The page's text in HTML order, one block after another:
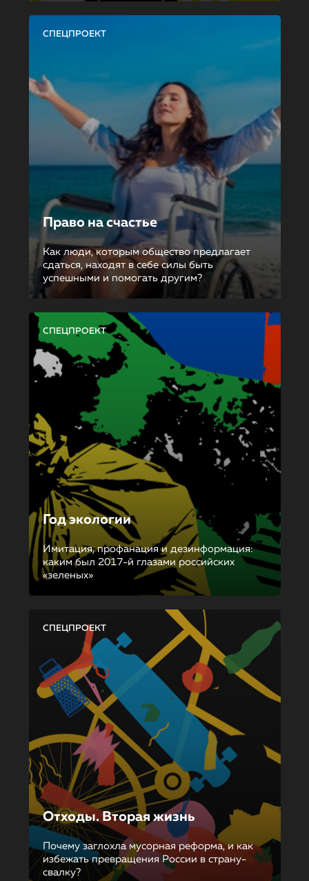
СПЕЦПРОЕКТ
Право на счастье
Как люди, которым общество предлагает
сдаться, находят в себе силы быть
успешными и помогать другим?
СПЕЦПРОЕКТ
Год экологии
Имитация, профанация и дезинформация:
каким был 2017-й глазами российских
«зеленых»
СПЕЦПРОЕКТ
Отходы. Вторая жизнь
Почему заглохла мусорная реформа, и как
избежать превращения России в страну-
свалку?